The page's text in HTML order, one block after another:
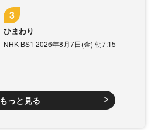
ひまわり
NHK BS1 2026年8月7日(金) 朝7:15
もっと見る